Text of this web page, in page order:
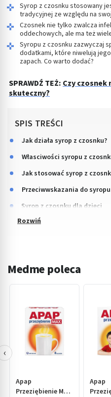
Syrop z czosnku stosowany
tradycyjnej ze względu na
Czosnek nie tylko zwalcza
oddechowych, ale ma też
Syropu z czosnku zazwyczaj
dodatkami, które niwelują
zapach. Co warto dodać?
SPRAWDŹ TEŻ: Czy
skuteczny?
SPIS TREŚCI
Jak działa syrop z czosnku?
Własciwości syropu z
Jak stosować syrop z
Przeciwwskazania do
Syrop z czosnku dla dzieci
Medme poleca
Apap
Przeziębienie Max,
Apap
‹